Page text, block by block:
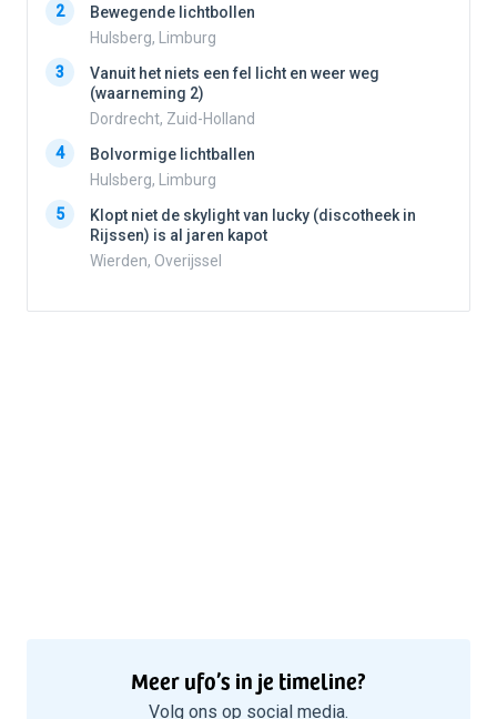
2
Bewegende lichtbollen
Hulsberg, Limburg
3
Vanuit het niets een fel licht en weer weg
(waarneming 2)
Dordrecht, Zuid-Holland
4
Bolvormige lichtballen
Hulsberg, Limburg
5
Klopt niet de skylight van lucky (discotheek in
Rijssen) is al jaren kapot
Wierden, Overijssel
Meer ufo’s in je timeline?
Volg ons op social media.